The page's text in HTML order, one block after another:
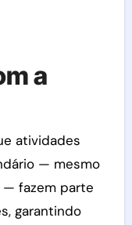
a
atividades
— mesmo
— fazem parte
garantindo